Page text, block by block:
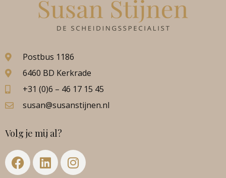
Postbus 1186
6460 BD Kerkrade
+31 (0)6 – 46 17 15 45
susan@susanstijnen.nl
Volg je mij al?